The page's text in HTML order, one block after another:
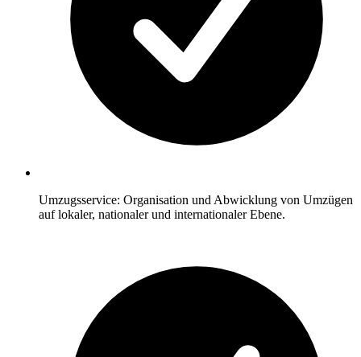
Umzugsservice: Organisation und Abwicklung von Umzügen
auf lokaler, nationaler und internationaler Ebene.